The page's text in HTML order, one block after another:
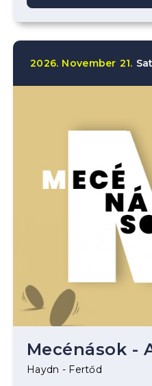
2026. November 21.
Mecénások -
Haydn - Fertőd